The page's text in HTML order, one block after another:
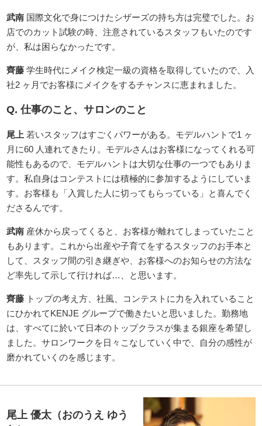
武南 国際文化で身につけたシザーズの持ち方は完璧でした。お
店でのカット試験の時、注意されているスタッフもいたのです
が、私は困らなかったです。
齊藤 学生時代にメイク検定一級の資格を取得していたので、入
社2 ヶ月でお客様にメイクをするチャンスに恵まれました。
Q. 仕事のこと、サロンのこと
尾上 若いスタッフはすごくパワーがある。モデルハントで1 ヶ
月に60 人連れてきたり。モデルさんはお客様になってくれる可
能性もあるので、モデルハントは大切な仕事の一つでもありま
す。私自身はコンテストには積極的に参加するようにしていま
す。お客様も「入賞した人に切ってもらっている」と喜んでく
ださるんです。
武南 産休から戻ってくると、お客様が離れてしまっていたこと
もあります。これから出産や子育てをするスタッフのお手本と
して、スタッフ間の引き継ぎや、お客様へのお知らせの方法な
ど率先して示して行ければ…、と思います。
齊藤 トップの考え方、社風、コンテストに力を入れていること
にひかれてKENJE グループで働きたいと思いました。勤務地
は、すべてに於いて日本のトップクラスが集まる銀座を希望し
ました。サロンワークを日々こなしていく中で、自分の感性が
磨かれていくのを感じます。
尾上 優太（おのうえ ゆう